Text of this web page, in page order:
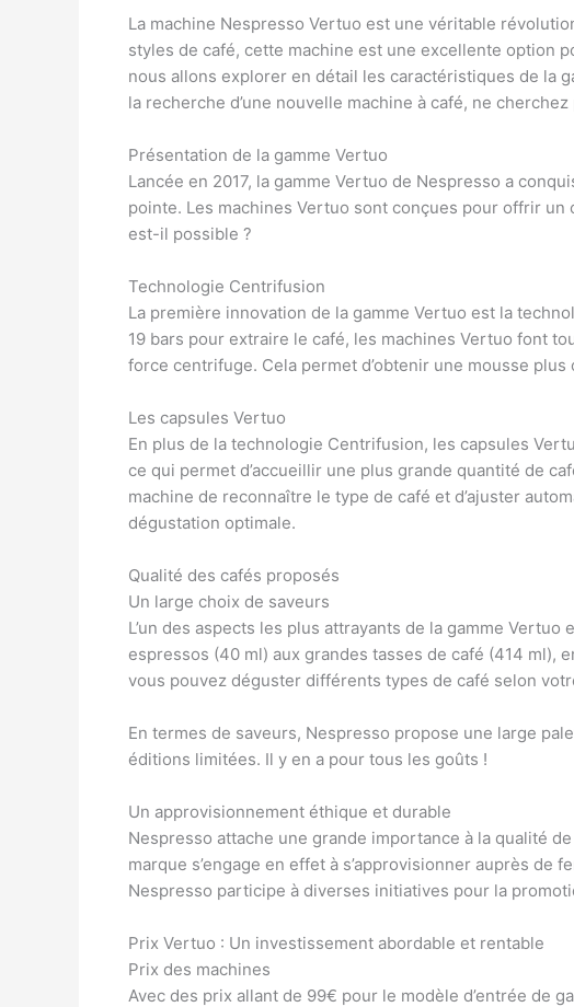
La machine Nespresso Vertuo est une véritable
styles de café, cette machine est une excellente option
nous allons explorer en détail les caractéristiques de la
la recherche d’une nouvelle machine à café, ne
Présentation de la gamme Vertuo
Lancée en 2017, la gamme Vertuo de Nespresso a
pointe. Les machines Vertuo sont conçues pour offrir
est-il possible ?
Technologie Centrifusion
La première innovation de la gamme Vertuo est la
19 bars pour extraire le café, les machines Vertuo font
force centrifuge. Cela permet d’obtenir une mousse
Les capsules Vertuo
En plus de la technologie Centrifusion, les capsules
ce qui permet d’accueillir une plus grande quantité de
machine de reconnaître le type de café et d’ajuster
dégustation optimale.
Qualité des cafés proposés
Un large choix de saveurs
L’un des aspects les plus attrayants de la gamme
espressos (40 ml) aux grandes tasses de café (414 ml),
vous pouvez déguster différents types de café selon
En termes de saveurs, Nespresso propose une large
éditions limitées. Il y en a pour tous les goûts !
Un approvisionnement éthique et durable
Nespresso attache une grande importance à la qualité
marque s’engage en effet à s’approvisionner auprès
Nespresso participe à diverses initiatives pour la
Prix Vertuo : Un investissement abordable et rentable
Prix des machines
Avec des prix allant de 99€ pour le modèle d’entrée de